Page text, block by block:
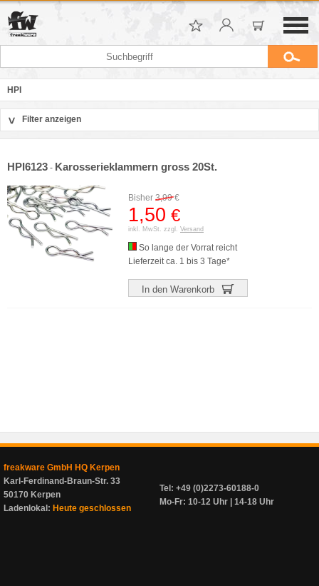
HPI
> Filter anzeigen
HPI6123 - Karosserieklammern gross 20St.
Bisher 3,99€
1,50 €
inkl. MwSt. zzgl. Versand
So lange der Vorrat reicht
Lieferzeit ca. 1 bis 3 Tage*
In den Warenkorb
freakware GmbH HQ Kerpen
Karl-Ferdinand-Braun-Str. 33
50170 Kerpen
Ladenlokal: Heute geschlossen
Tel: +49 (0)2273-60188-0
Mo-Fr: 10-12 Uhr | 14-18 Uhr